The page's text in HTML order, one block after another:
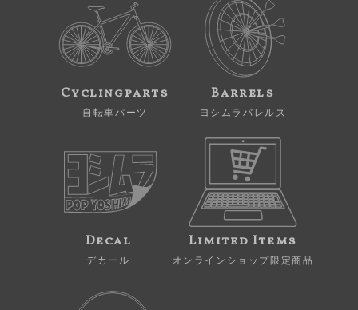
Cyclingparts
自転車パーツ
Barrels
ヨシムラバレルズ
Decal
デカール
Limited Items
オンラインショップ限定商品